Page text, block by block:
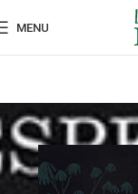
MENU